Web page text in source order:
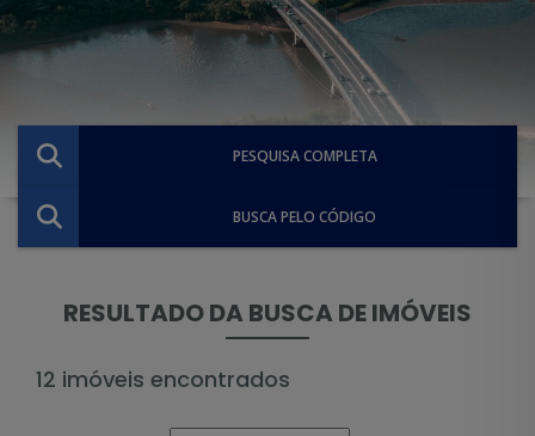
PESQUISA COMPLETA
BUSCA PELO CÓDIGO
RESULTADO DA BUSCA DE IMÓVEIS
12 imóveis encontrados